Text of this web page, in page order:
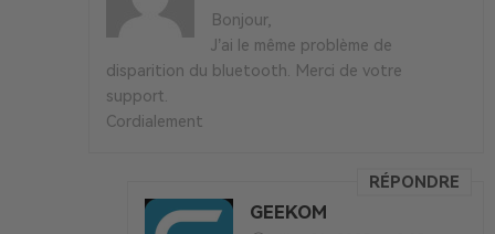
Bonjour,
J’ai le même problème de
disparition du bluetooth. Merci de votre
support.
Cordialement
GEEKOM
RÉPONDRE